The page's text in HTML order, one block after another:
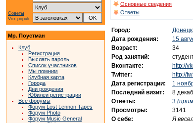
Советы
Vox populi
Мр. Поустман
Клуб
Регистрация
Выслать пароль
Список участников
Мы помним
Клубная карта
Города
Дни рождения
Юбилеи регистрации
Все форумы
Форум Lost Lennon Tapes
Форум Photo
Форум Music General
Основные сведения
Ответы
Город:
Донецк
Дата рождения:
15
Возраст:
34
Род занятий:
Вконтакте:
http://
Twitter:
http://
Дата регистрации:
1
Последний визит:
8
Ответы:
3
Просмотры:
3141
О себе:
Я